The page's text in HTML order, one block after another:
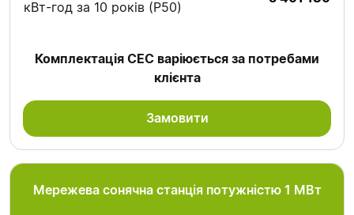
кВт-год за 10 років (P50)
Комплектація СЕС варіюється за потребами
клієнта
Замовити
Мережева сонячна станція потужністю 1 МВт